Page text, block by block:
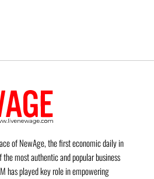
of NewAge, the first economic daily in
most authentic and popular business
has played key role in empowering